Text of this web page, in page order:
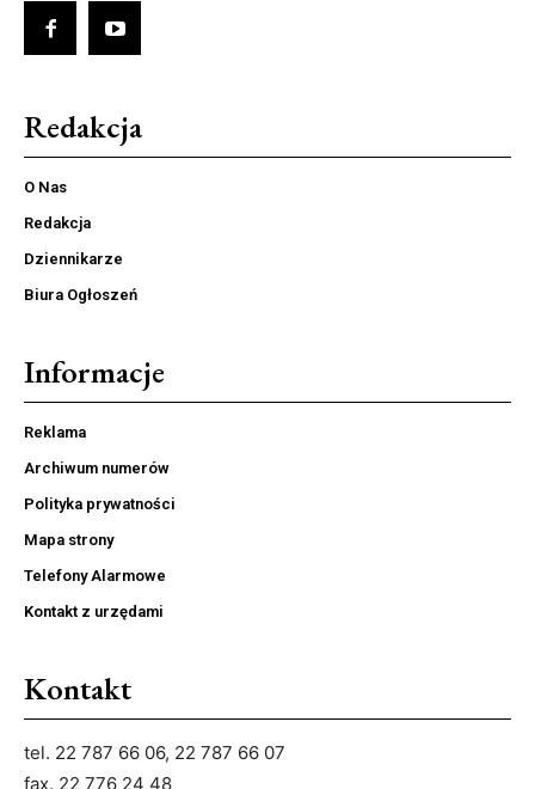
Redakcja
O Nas
Redakcja
Dziennikarze
Biura Ogłoszeń
Informacje
Reklama
Archiwum numerów
Polityka prywatności
Mapa strony
Telefony Alarmowe
Kontakt z urzędami
Kontakt
tel. 22 787 66 06, 22 787 66 07
fax. 22 776 24 48